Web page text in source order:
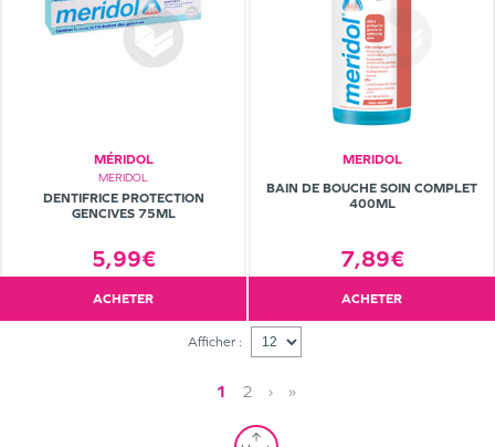
MÉRIDOL
MERIDOL
DENTIFRICE PROTECTION
GENCIVES 75ML
5,99€
ACHETER
MERIDOL
BAIN DE BOUCHE SOIN COMPLET
400ML
7,89€
ACHETER
Afficher :
1 2 › »